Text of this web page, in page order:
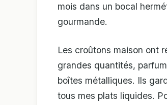
mois dans un bocal
gourmande.
Les croûtons maison ont
grandes quantités,
boîtes métalliques. Ils
tous mes plats liquides.